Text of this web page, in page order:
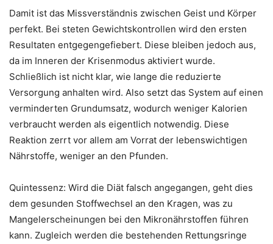
Damit ist das Missverständnis zwischen Geist und Körper
perfekt. Bei steten Gewichtskontrollen wird den ersten
Resultaten entgegengefiebert. Diese bleiben jedoch aus,
da im Inneren der Krisenmodus aktiviert wurde.
Schließlich ist nicht klar, wie lange die reduzierte
Versorgung anhalten wird. Also setzt das System auf einen
verminderten Grundumsatz, wodurch weniger Kalorien
verbraucht werden als eigentlich notwendig. Diese
Reaktion zerrt vor allem am Vorrat der lebenswichtigen
Nährstoffe, weniger an den Pfunden.
Quintessenz: Wird die Diät falsch angegangen, geht dies
dem gesunden Stoffwechsel an den Kragen, was zu
Mangelerscheinungen bei den Mikronährstoffen führen
kann. Zugleich werden die bestehenden Rettungsringe